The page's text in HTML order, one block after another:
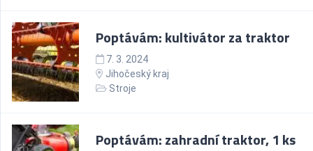
Poptávám: kultivátor za traktor
7. 3. 2024
Jihočeský kraj
Stroje
Poptávám: zahradní traktor, 1 ks